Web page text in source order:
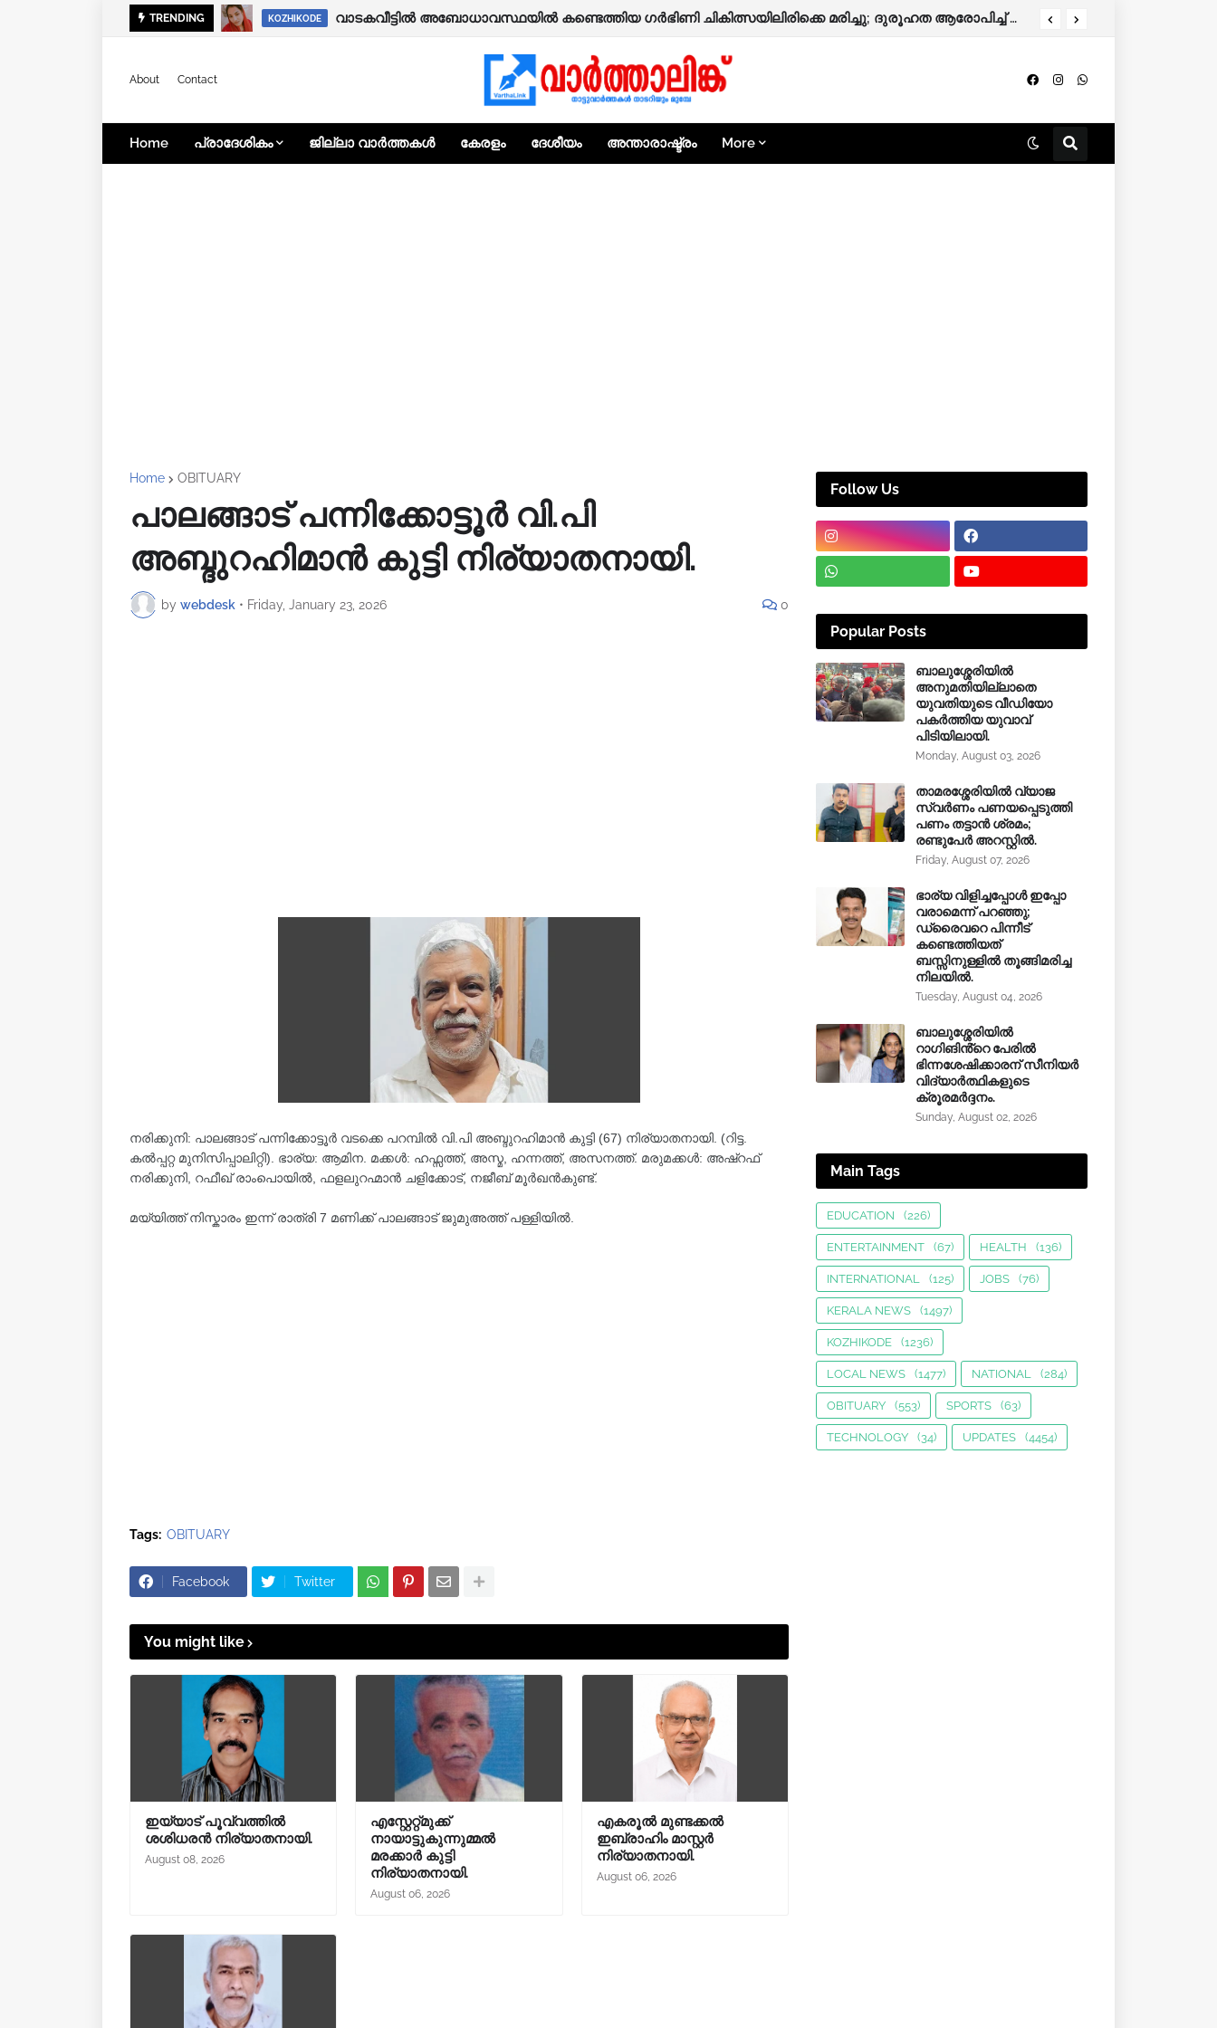
TRENDING KOZHIKODE
KOZHIKODE കൊയിലാണ്ടിയിലെ ആക്രിക്കടയിൽ സംഘർഷം; നാലുപേർക്ക് പരിക്ക്.
About Contact
Home പ്രാദേശികം ജില്ലാ വാർത്തകൾ കേരളം ദേശീയം അന്താരാഷ്ട്രം More
Home OBITUARY
പാലങ്ങാട് പന്നിക്കോട്ടൂർ വി.പി
അബ്ദുറഹിമാൻ കുട്ടി നിര്യാതനായി.
by webdesk • Friday, January 23, 2026 0
നരിക്കുനി: പാലങ്ങാട് പന്നിക്കോട്ടൂർ വടക്കെ പറമ്പിൽ വി.പി അബ്ദുറഹിമാൻ കുട്ടി (67) നിര്യാതനായി. (റിട്ട.
കൽപ്പറ്റ മുനിസിപ്പാലിറ്റി). ഭാര്യ: ആമിന. മക്കൾ: ഹഫ്സത്ത്, അസ്മ, ഹന്നത്ത്, അസനത്ത്. മരുമക്കൾ: അഷ്റഫ്
നരിക്കുനി, റഫീഖ് രാംപൊയിൽ, ഫളലുറഹ്മാൻ ചളിക്കോട്, നജീബ് മൂർഖൻകുണ്ട്.
മയ്യിത്ത് നിസ്കാരം ഇന്ന് രാത്രി 7 മണിക്ക് പാലങ്ങാട് ജുമുഅത്ത് പള്ളിയിൽ.
Tags: OBITUARY
Facebook Twitter
You might like
ഇയ്യാട് പൂവ്വത്തിൽ
ശശിധരൻ നിര്യാതനായി.
August 08, 2026
എസ്റ്റേറ്റ്മുക്ക്
നായാട്ടുകുന്നുമ്മൽ
മരക്കാർ കുട്ടി
നിര്യാതനായി.
August 06, 2026
എകരൂൽ മുണ്ടക്കൽ
ഇബ്രാഹിം മാസ്റ്റർ
നിര്യാതനായി.
August 06, 2026
Follow Us
Popular Posts
ബാലുശ്ശേരിയിൽ
അനുമതിയില്ലാതെ
യുവതിയുടെ വീഡിയോ
പകർത്തിയ യുവാവ്
പിടിയിലായി.
Monday, August 03, 2026
താമരശ്ശേരിയിൽ വ്യാജ
സ്വർണം പണയപ്പെടുത്തി
പണം തട്ടാൻ ശ്രമം;
രണ്ടുപേർ അറസ്റ്റിൽ.
Friday, August 07, 2026
ഭാര്യ വിളിച്ചപ്പോള്‍ ഇപ്പോ
വരാമെന്ന് പറഞ്ഞു;
ഡ്രൈവറെ പിന്നീട്
കണ്ടെത്തിയത്
ബസ്സിനുള്ളില്‍ തൂങ്ങിമരിച്ച
നിലയിൽ.
Tuesday, August 04, 2026
ബാലുശ്ശേരിയിൽ
റാഗിങിൻ്റെ പേരിൽ
ഭിന്നശേഷിക്കാരന് സീനിയർ
വിദ്യാർത്ഥികളുടെ
ക്രൂരമര്‍ദ്ദനം.
Sunday, August 02, 2026
Main Tags
EDUCATION (226)
ENTERTAINMENT (67) HEALTH (136)
INTERNATIONAL (125) JOBS (76)
KERALA NEWS (1497)
KOZHIKODE (1236)
LOCAL NEWS (1477) NATIONAL (284)
OBITUARY (553) SPORTS (63)
TECHNOLOGY (34) UPDATES (4454)